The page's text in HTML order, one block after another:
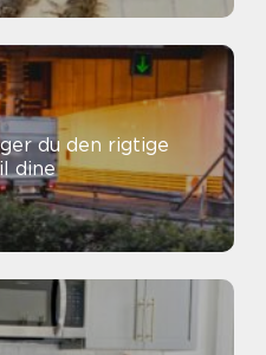
du den rigtige
dine